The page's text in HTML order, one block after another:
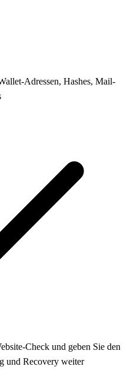
Adressen, Hashes, Mail-
Check und geben Sie den
und Recovery weiter